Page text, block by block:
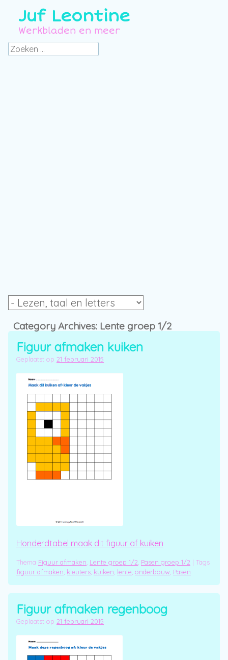
Juf Leontine
Werkbladen en meer
Zoeken
Category Archives: Lente groep 1/2
Figuur afmaken kuiken
Geplaatst op 21 februari 2015
Honderdtabel maak dit figuur af kuiken
Thema Figuur afmaken Lente groep 1/2 Pasen groep 1/2 | Tags
figuur afmaken kleuters kuiken lente onderbouw Pasen
Figuur afmaken regenboog
Geplaatst op 21 februari 2015